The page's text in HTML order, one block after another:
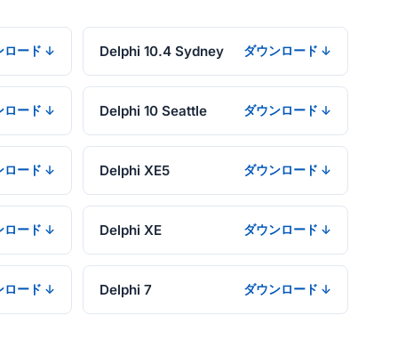
ロード ↓ Delphi 10.4 Sydney ダウンロード ↓
ロード ↓ Delphi 10 Seattle ダウンロード ↓
ロード ↓ Delphi XE5 ダウンロード ↓
ロード ↓ Delphi XE ダウンロード ↓
ロード ↓ Delphi 7 ダウンロード ↓